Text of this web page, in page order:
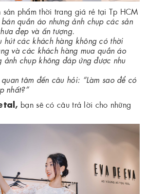
sản phẩm thời trang giá rẻ tại Tp HCM
quần áo nhưng ảnh chụp các sản
đẹp và ấn tượng.
hút các khách hàng không có thời
và các khách hàng mua quần áo
ảnh chụp không đáp ứng được nhu
tâm đến câu hỏi: “Làm sao để có
nhất?”
bạn sẽ có câu trả lời cho những